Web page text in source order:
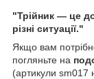
"Трійник — це
різні ситуації."
Якщо вам
погляньте на
(артикули sm017